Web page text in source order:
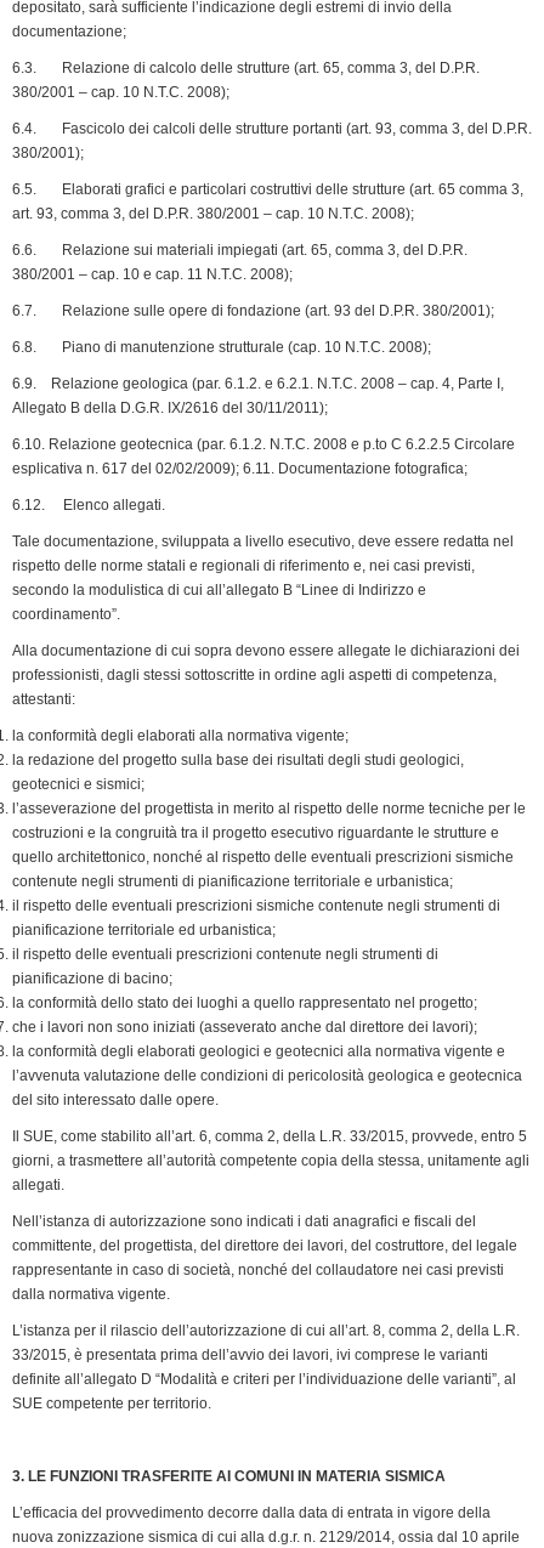
depositato, sarà sufficiente l’indicazione degli estre­mi di invio della
documentazione;
6.3. Relazione di calcolo delle strutture (art. 65, comma 3, del D.P.R.
380/2001 – cap. 10 N.T.C. 2008);
6.4. Fascicolo dei calcoli delle strutture portanti (art. 93, comma 3, del D.P.R.
380/2001);
6.5. Elaborati grafici e particolari costruttivi delle strutture (art. 65 comma 3,
art. 93, comma 3, del D.P.R. 380/2001 – cap. 10 N.T.C. 2008);
6.6. Relazione sui materiali impiegati (art. 65, comma 3, del D.P.R.
380/2001 – cap. 10 e cap. 11 N.T.C. 2008);
6.7. Relazione sulle opere di fondazione (art. 93 del D.P.R. 380/2001);
6.8. Piano di manutenzione strutturale (cap. 10 N.T.C. 2008);
6.9. Relazione geologica (par. 6.1.2. e 6.2.1. N.T.C. 2008 – cap. 4, Parte I,
Allegato B della D.G.R. IX/2616 del 30/11/2011);
6.10. Relazione geotecnica (par. 6.1.2. N.T.C. 2008 e p.to C 6.2.2.5 Circolare
esplicativa n. 617 del 02/02/2009); 6.11. Documentazione fotografica;
6.12. Elenco allegati.
Tale documentazione, sviluppata a livello esecutivo, deve essere redatta nel
rispetto delle norme statali e regionali di riferimento e, nei casi previsti,
secondo la modulistica di cui all’allegato B “Linee di Indirizzo e
coordinamento”.
Alla documentazione di cui sopra devono essere allegate le dichiarazioni dei
professionisti, dagli stessi sottoscritte in ordine agli aspetti di competenza,
attestanti:
la conformità degli elaborati alla normativa vigente;
la redazione del progetto sulla base dei risultati degli studi geologici,
geotecnici e sismici;
l’asseverazione del progettista in merito al rispetto delle norme tecniche per le
costruzioni e la congruità tra il progetto ese­cutivo riguardante le strutture e
quello architettonico, nonché al rispetto delle eventuali prescrizioni sismiche
contenute negli strumenti di pianificazione territoriale e urbanistica;
il rispetto delle eventuali prescrizioni sismiche contenute negli strumenti di
pianificazione territoriale ed urbanistica;
il rispetto delle eventuali prescrizioni contenute negli strumenti di
pianificazione di bacino;
la conformità dello stato dei luoghi a quello rappresentato nel progetto;
che i lavori non sono iniziati (asseverato anche dal direttore dei lavori);
la conformità degli elaborati geologici e geotecnici alla normativa vigente e
l’avvenuta valutazione delle condizioni di peri­colosità geologica e geotecnica
del sito interessato dalle opere.
Il SUE, come stabilito all’art. 6, comma 2, della L.R. 33/2015, provvede, entro 5
giorni, a trasmettere all’autorità competente copia della stessa, unitamente agli
allegati.
Nell’istanza di autorizzazione sono indicati i dati anagrafici e fiscali del
committente, del progettista, del direttore dei lavori, del costruttore, del legale
rappresentante in caso di società, nonché del collaudatore nei casi previsti
dalla normativa vigente.
L’istanza per il rilascio dell’autorizzazione di cui all’art. 8, comma 2, della L.R.
33/2015, è presentata prima dell’avvio dei lavori, ivi comprese le varianti
definite all’allegato D “Modalità e criteri per l’individuazione delle varianti”, al
SUE competente per territorio.
3. LE FUNZIONI TRASFERITE AI COMUNI IN MATERIA SISMICA
L’efficacia del provvedimento decorre dalla data di entrata in vigore della
nuova zonizzazione sismica di cui alla d.g.r. n. 2129/2014, ossia dal 10 aprile